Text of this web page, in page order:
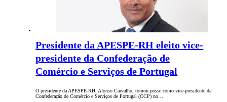
Presidente da APESPE-RH eleito vice-
presidente da Confederação de
Comércio e Serviços de Portugal
O presidente da APESPE-RH, Afonso Carvalho, tomou posse como vice-presidente da
Confederação de Comércio e Serviços de Portugal (CCP) no…